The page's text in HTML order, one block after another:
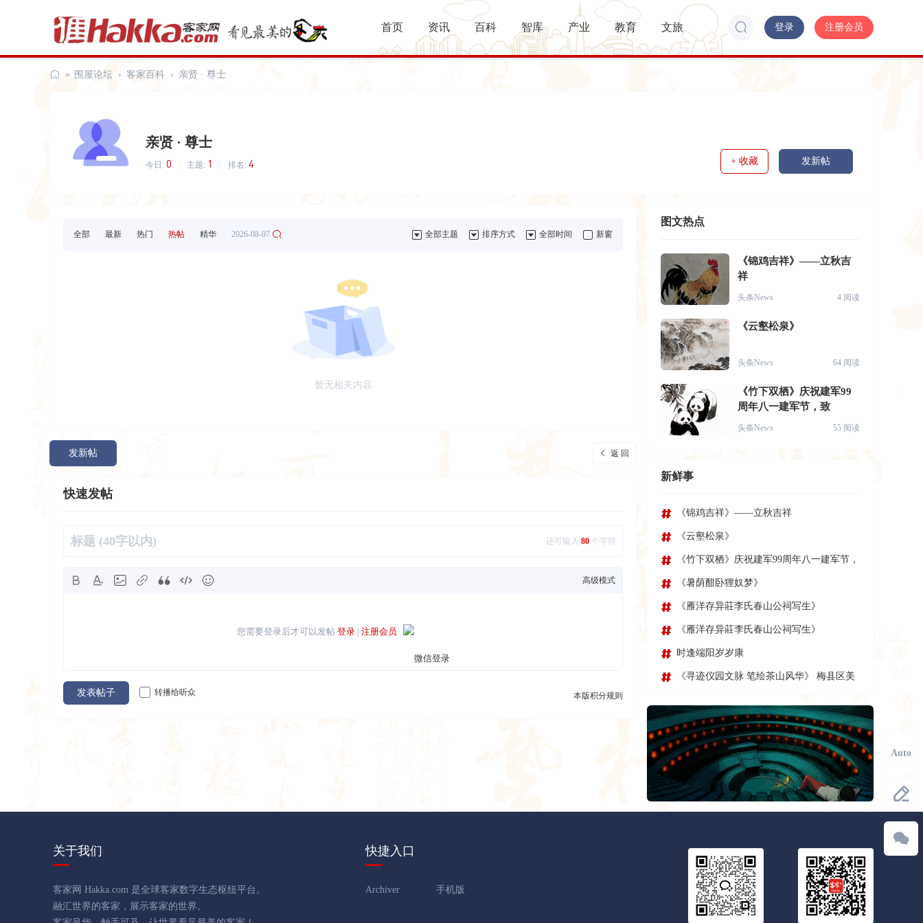
首页 资讯 百科 智库 产业 教育 文旅 登录 注册会员
» 围屋论坛 › 客家百科 › 亲贤 · 尊士
亲贤 · 尊士
今日: 0 主题: 1 排名: 4 + 收藏 发新帖
新窗
全部时间
排序方式
全部主题
全部 最新 热门 热帖 精华 2026-08-07
暂无相关内容
返 回
发新帖
快速发帖
还可输入 80 个字符
高级模式
您需要登录后才可以发帖 登录| 注册会员
本版积分规则
发表帖子 转播给听众
图文热点
《锦鸡吉祥》——立秋吉
祥
4 阅读
头条News
《云壑松泉》
64 阅读
头条News
《竹下双栖》庆祝建军99
周年八一建军节，致
55 阅读
头条News
新鲜事
《锦鸡吉祥》——立秋吉祥
《云壑松泉》
《竹下双栖》庆祝建军99周年八一建军节，
致
《暑荫酣卧狸奴梦》
《雁洋存异莊李氏春山公祠写生》
《雁洋存异莊李氏春山公祠写生》
时逢端阳岁岁康
《寻迹仪园文脉 笔绘茶山风华》 梅县区美
关于我们
客家网 Hakka.com 是全球客家数字生态枢纽平台。
融汇世界的客家，展示客家的世界。
快捷入口
Archiver 手机版